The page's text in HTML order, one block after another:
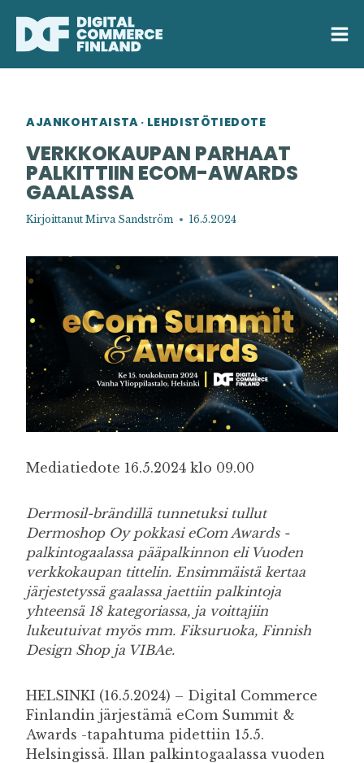
sisältöön
AJANKOHTAISTA · LEHDISTÖTIEDOTE
VERKKOKAUPAN PARHAAT
PALKITTIIN ECOM-AWARDS
GAALASSA
Kirjoittanut Mirva Sandström 16.5.2024
Mediatiedote 16.5.2024 klo 09.00
Dermosil-brändillä tunnetuksi tullut
Dermoshop Oy pokkasi eCom Awards -
palkintogaalassa pääpalkinnon eli Vuoden
verkkokaupan tittelin. Ensimmäistä kertaa
järjestetyssä gaalassa jaettiin palkintoja
yhteensä 18 kategoriassa, ja voittajiin
lukeutuivat myös mm. Fiksuruoka, Finnish
Design Shop ja VIBAe.
HELSINKI (16.5.2024) – Digital Commerce
Finlandin järjestämä eCom Summit &
Awards -tapahtuma pidettiin 15.5.
Helsingissä. Illan palkintogaalassa vuoden